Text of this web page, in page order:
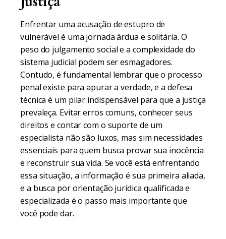
Enfrentar uma acusação de estupro de
vulnerável é uma jornada árdua e solitária. O
peso do julgamento social e a complexidade do
sistema judicial podem ser esmagadores.
Contudo, é fundamental lembrar que o processo
penal existe para apurar a verdade, e a defesa
técnica é um pilar indispensável para que a justiça
prevaleça. Evitar erros comuns, conhecer seus
direitos e contar com o suporte de um
especialista não são luxos, mas sim necessidades
essenciais para quem busca provar sua inocência
e reconstruir sua vida. Se você está enfrentando
essa situação, a informação é sua primeira aliada,
e a busca por orientação jurídica qualificada e
especializada é o passo mais importante que
você pode dar.